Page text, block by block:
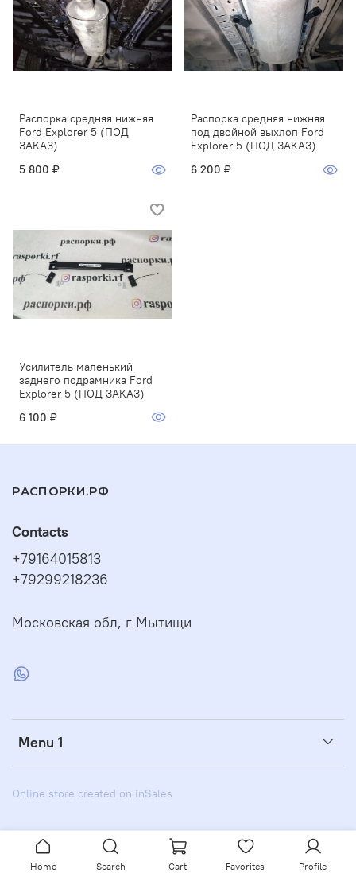
Распорка средняя нижняя
Ford Explorer 5 (ПОД
ЗАКАЗ)
5 800 ₽
Распорка средняя нижняя
под двойной выхлоп Ford
Explorer 5 (ПОД ЗАКАЗ)
6 200 ₽
Усилитель маленький
заднего подрамника Ford
Explorer 5 (ПОД ЗАКАЗ)
6 100 ₽
РАСПОРКИ.РФ
Menu 1
Contacts
+79164015813
+79299218236
Московская обл, г Мытищи
Online store created on inSales
Home Search Cart Favorites Profile